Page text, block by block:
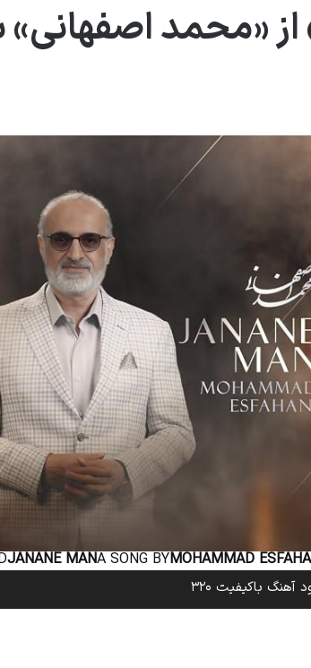
اصفهانی» با کیفیت ۳۲۰
MOHAMMAD
A SONG BY
JANANE MAN
آهنگ باکیفیت ۳۲۰